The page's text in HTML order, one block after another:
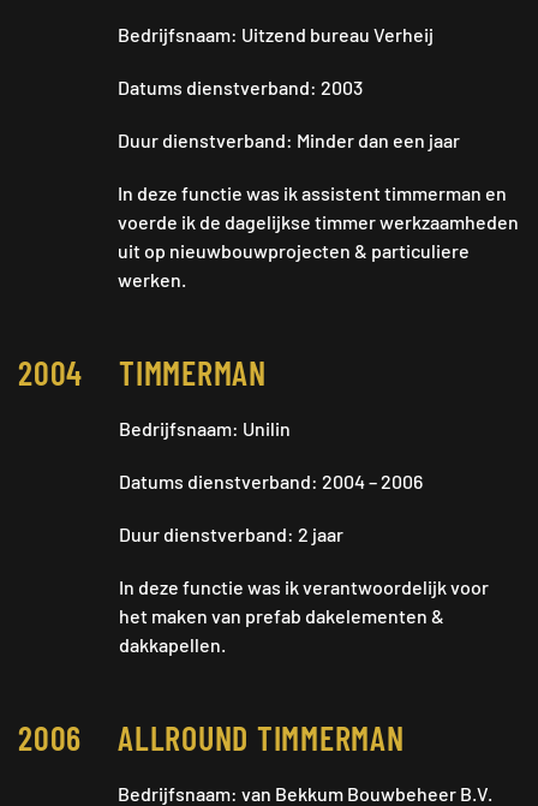
Bedrijfsnaam: Uitzend bureau Verheij
Datums dienstverband: 2003
Duur dienstverband: Minder dan een jaar
In deze functie was ik assistent timmerman en
voerde ik de dagelijkse timmer werkzaamheden
uit op nieuwbouwprojecten & particuliere
werken.
2004 TIMMERMAN
Bedrijfsnaam: Unilin
Datums dienstverband: 2004 – 2006
Duur dienstverband: 2 jaar
In deze functie was ik verantwoordelijk voor
het maken van prefab dakelementen &
dakkapellen.
2006 ALLROUND TIMMERMAN
Bedrijfsnaam: van Bekkum Bouwbeheer B.V.